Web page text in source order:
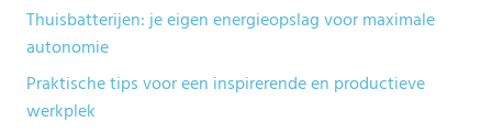
Thuisbatterijen: je eigen energieopslag voor maximale
autonomie
Praktische tips voor een inspirerende en productieve
werkplek